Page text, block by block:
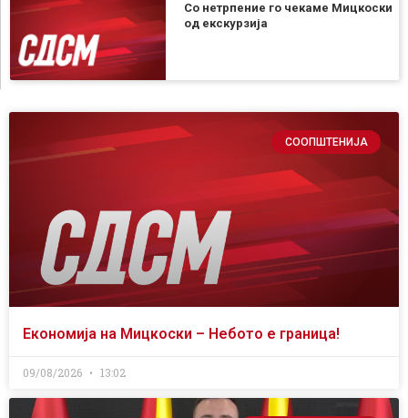
Со нетрпение го чекаме Мицкоски
од екскурзија
СООПШТЕНИЈА
Економија на Мицкоски – Небото е граница!
09/08/2026 13:02